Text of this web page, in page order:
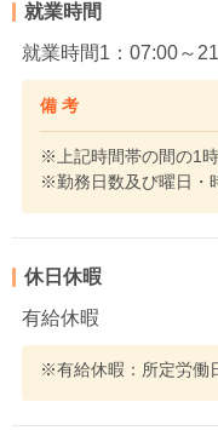
就業時間
就業時間1：07:00～
備 考
※上記時間帯の間の1
※勤務日数及び曜日・
休日休暇
有給休暇
※有給休暇：所定労働